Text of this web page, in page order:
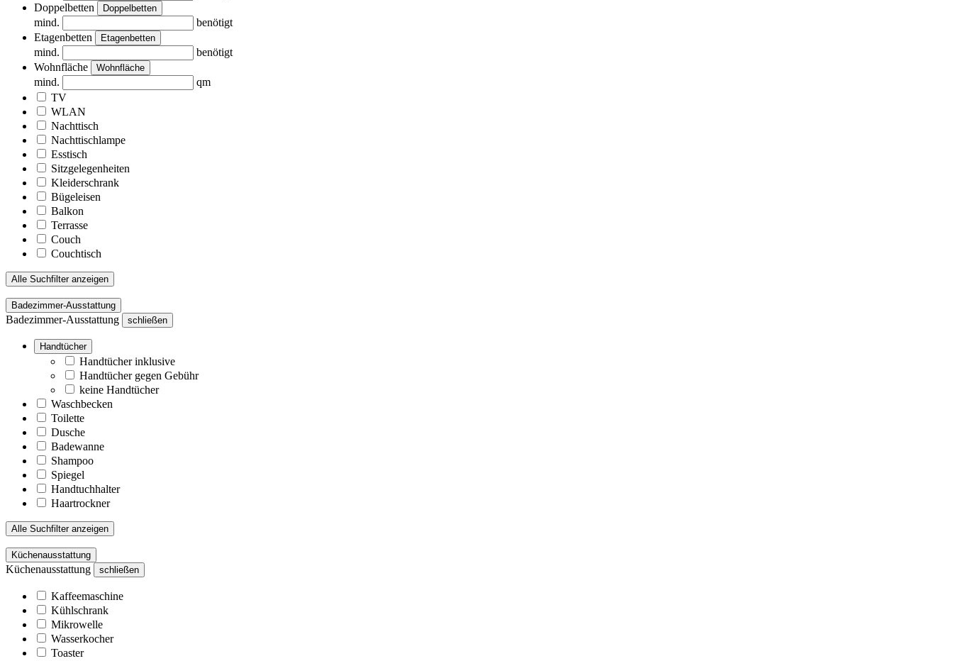
Doppelbetten
Doppelbetten
mind.
benötigt
Etagenbetten
Etagenbetten
mind.
benötigt
Wohnfläche
Wohnfläche
mind.
qm
TV
WLAN
Nachttisch
Nachttischlampe
Esstisch
Sitzgelegenheiten
Kleiderschrank
Bügeleisen
Balkon
Terrasse
Couch
Couchtisch
Alle Suchfilter anzeigen
Badezimmer-Ausstattung
Badezimmer-Ausstattung schließen
Handtücher
Handtücher inklusive
Handtücher gegen Gebühr
keine Handtücher
Waschbecken
Toilette
Dusche
Badewanne
Shampoo
Spiegel
Handtuchhalter
Haartrockner
Alle Suchfilter anzeigen
Küchenausstattung
Küchenausstattung schließen
Kaffeemaschine
Kühlschrank
Mikrowelle
Wasserkocher
Toaster